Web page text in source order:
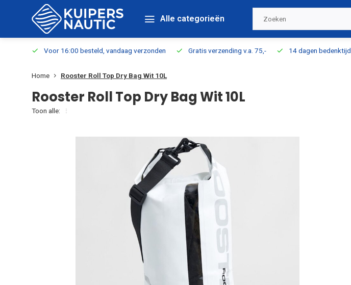
Alle categorieën
Voor 16:00 besteld, vandaag verzonden Gratis verzending v.a. 75,- 14 dagen bedenktijd
Home Rooster Roll Top Dry Bag Wit 10L
Rooster Roll Top Dry Bag Wit 10L
Toon alle: